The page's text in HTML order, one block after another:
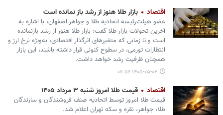
اقتصاد بازار طلا هنوز از رشد باز نمانده است
عضو هیئت‌رئیسه اتحادیه طلا و جواهر اصفهان، با اشاره به
آخرین تحولات بازار طلا گفت: بازار طلا هنوز از رشد بازنمانده
است و تا زمانی که متغیرهای اثرگذار اقتصادی، به‌ویژه نرخ ارز و
انتظارات تورمی، در سطوح کنونی قرار داشته باشند، این بازار
همچنان ظرفیت رشد خواهد داشت.
۱۴۰۵-۰۵-۰۴ ۰۷:۵۶
اقتصاد قیمت طلا امروز شنبه ۳ مرداد ۱۴۰۵
قیمت طلا امروز توسط اتحادیه صنف فروشندگان و سازندگان
طلا، جواهر، نقره و سکه تهران اعلام شد.